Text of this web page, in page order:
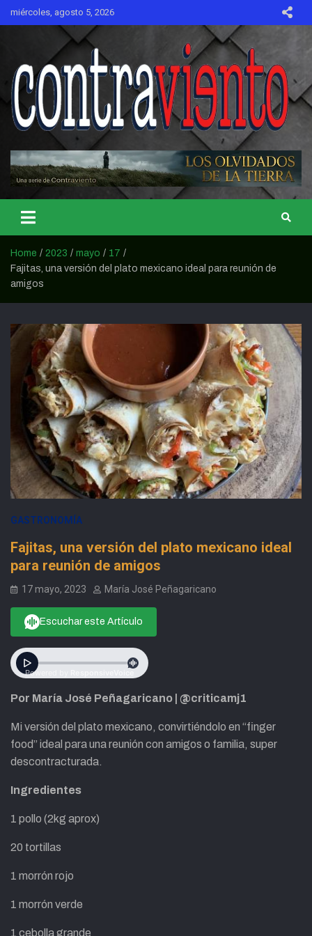
miércoles, agosto 5, 2026
CONTRAVIENTO
Home 2023 mayo
17
Fajitas, una versión del plato mexicano ideal para reunión de
amigos
GASTRONOMÍA
Fajitas, una versión del plato mexicano ideal
para reunión de amigos
17 mayo, 2023 María José Peñagaricano
Escuchar este Artículo
Por María José Peñagaricano | @criticamj1
Mi versión del plato mexicano, convirtiéndolo en “finger
food” ideal para una reunión con amigos o familia, super
descontracturada.
Ingredientes
1 pollo (2kg aprox)
20 tortillas
1 morrón rojo
1 morrón verde
1 cebolla grande